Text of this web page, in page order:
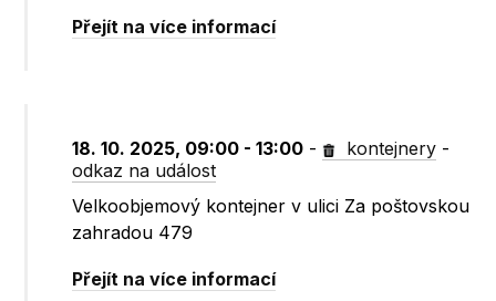
Přejít na více informací
18. 10. 2025, 09:00 - 13:00 - kontejnery -
odkaz na událost
Velkoobjemový kontejner v ulici Za poštovskou
zahradou 479
Přejít na více informací